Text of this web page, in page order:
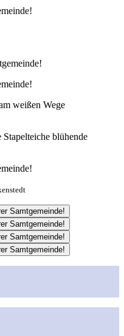
weißen Wege
Samtgemeinde!
Samtgemeinde!
Samtgemeinde!
Samtgemeinde!